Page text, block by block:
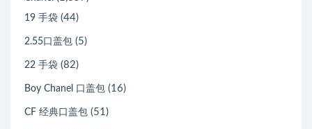
19 手袋 (44)
2.55口盖包 (5)
22 手袋 (82)
Boy Chanel 口盖包 (16)
CF 经典口盖包 (51)